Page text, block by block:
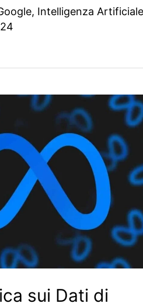
, Intelligenza Artificiale
sui Dati di